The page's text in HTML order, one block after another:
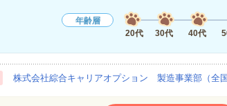
年齢層
20代
30代 40代
株式会社綜合キャリアオプション 製造事業部（全国